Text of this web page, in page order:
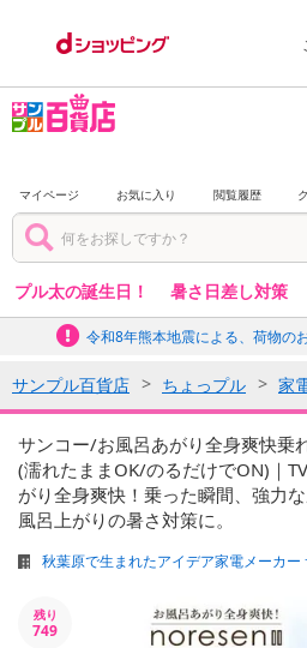
マイページ お気に入り 閲覧履歴
プル太の誕生日！ 暑さ日差し対策
令和8年熊本地震による、荷物の
サンプル百貨店 ちょっプル 家
サンコー/お風呂あがり全身爽快乗
(濡れたままOK/のるだけでON)｜
がり全身爽快！乗った瞬間、強力
風呂上がりの暑さ対策に。
秋葉原で生まれたアイデア家電メーカー
残り
749